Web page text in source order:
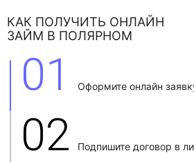
КАК ПОЛУЧИТЬ ОНЛАЙН
ЗАЙМ В ПОЛЯРНОМ
01 Оформите онлайн
02 Подпишите договор в